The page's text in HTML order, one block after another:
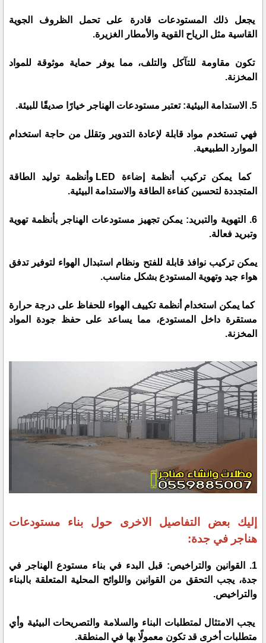
يجعل ذلك المستودعات قادرة على تحمل الظروف الجوية
القاسية مثل الرياح القوية والأمطار الغزيرة.
تكون مقاومة للتآكل والتلف، مما يوفر حماية موثوقة للمواد
المخزنة.
5. الاستدامة البيئية: تعتبر مستودعات الهناجر خيارًا صديقًا للبيئة.
فهي تستخدم مواد قابلة لإعادة التدوير وتقلل من حاجة استخدام
الموارد الطبيعية.
كما يمكن تركيب أنظمة إضاءة LED وأنظمة توليد الطاقة
المتجددة لتحسين كفاءة الطاقة والاستدامة البيئية.
6. التهوية والتبريد: يمكن تجهيز مستودعات الهناجر بأنظمة تهوية
وتبريد فعالة.
يمكن تركيب نوافذ قابلة للفتح ونظام استبدال الهواء لتوفير تدفق
هواء جيد وتهوية المستودع بشكل مناسب.
كما يمكن استخدام أنظمة تكييف الهواء للحفاظ على درجة حرارة
مستقرة داخل المستودع، مما يساعد على حفظ جودة المواد
المخزنة.
إليك بعض التفاصيل الاخرى حول بناء مستودعات
هناجر في جدة:
1. القوانين والتراخيص: قبل البدء في بناء مستودع الهناجر في
جدة، يجب التحقق من القوانين واللوائح المحلية المتعلقة بالبناء
والتراخيص.
يجب الامتثال لمتطلبات البناء والسلامة والتصريحات البيئية وأي
متطلبات أخرى قد تكون معمولًا بها في المنطقة.